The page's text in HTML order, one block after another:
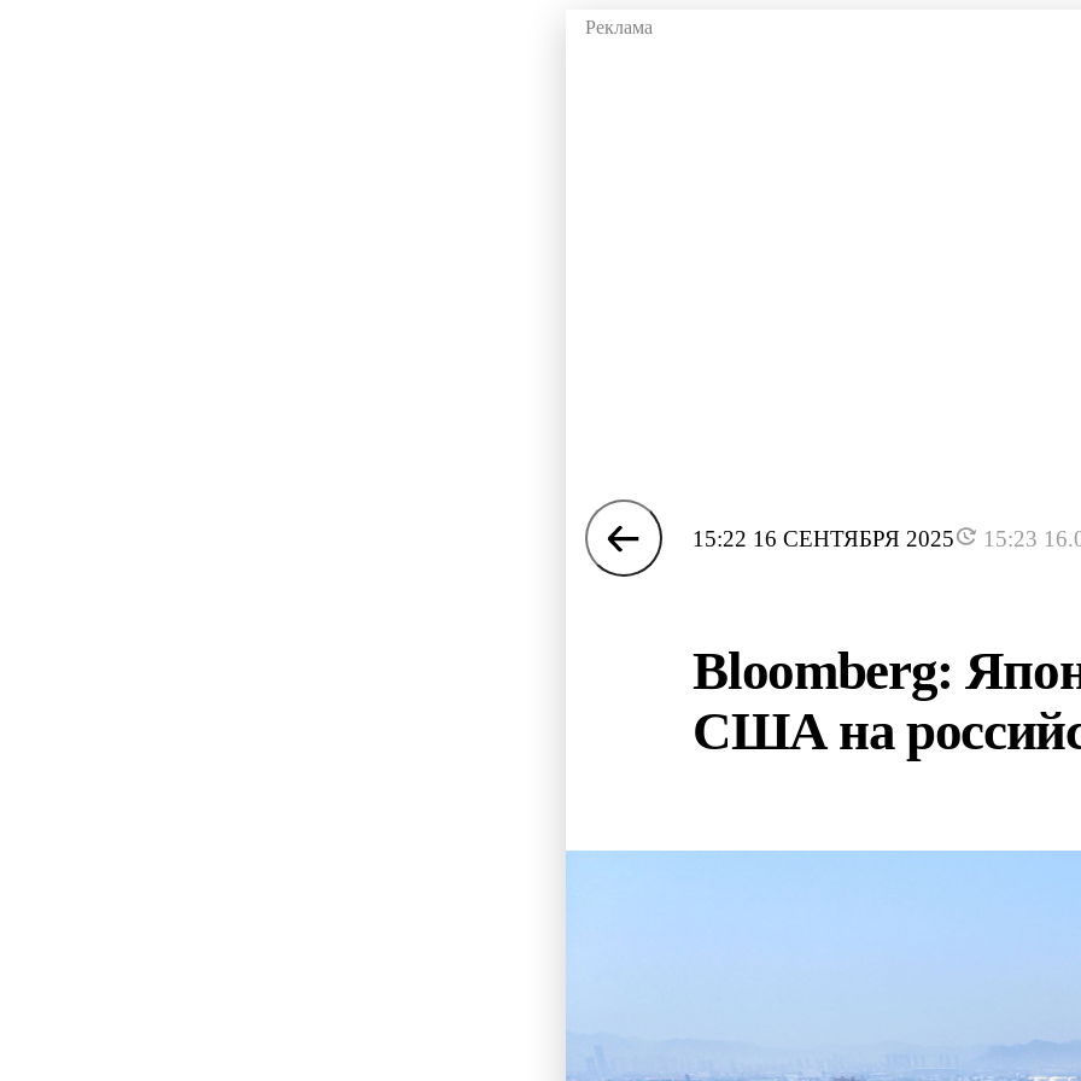
15:22 16 СЕНТЯБРЯ 2025 15:23
Bloomberg:
США на